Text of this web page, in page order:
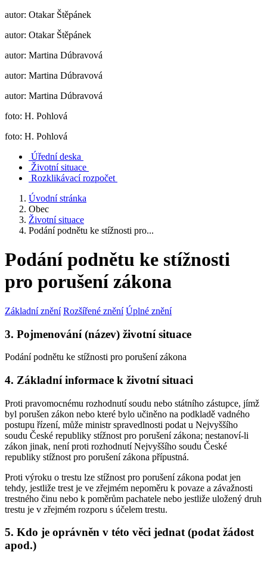
autor: Otakar Štěpánek
autor: Otakar Štěpánek
autor: Martina Dúbravová
autor: Martina Dúbravová
autor: Martina Dúbravová
foto: H. Pohlová
foto: H. Pohlová
Úřední deska
Životní situace
Rozklikávací rozpočet
Úvodní stránka
Obec
Životní situace
Podání podnětu ke stížnosti pro...
Podání podnětu ke stížnosti
pro porušení zákona
Základní znění Rozšířené znění Úplné znění
3. Pojmenování (název) životní situace
Podání podnětu ke stížnosti pro porušení zákona
4. Základní informace k životní situaci
Proti pravomocnému rozhodnutí soudu nebo státního zástupce, jímž
byl porušen zákon nebo které bylo učiněno na podkladě vadného
postupu řízení, může ministr spravedlnosti podat u Nejvyššího
soudu České republiky stížnost pro porušení zákona; nestanoví-li
zákon jinak, není proti rozhodnutí Nejvyššího soudu České
republiky stížnost pro porušení zákona přípustná.
Proti výroku o trestu lze stížnost pro porušení zákona podat jen
tehdy, jestliže trest je ve zřejmém nepoměru k povaze a závažnosti
trestného činu nebo k poměrům pachatele nebo jestliže uložený druh
trestu je v zřejmém rozporu s účelem trestu.
5. Kdo je oprávněn v této věci jednat (podat žádost
apod.)